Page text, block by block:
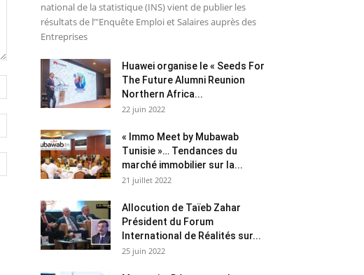
national de la statistique (INS) vient de publier les
résultats de l’"Enquête Emploi et Salaires auprès des
Entreprises
Huawei organise le « Seeds For
The Future Alumni Reunion
Northern Africa...
22 juin 2022
« Immo Meet by Mubawab
Tunisie »… Tendances du
marché immobilier sur la...
21 juillet 2022
Allocution de Taïeb Zahar
Président du Forum
International de Réalités sur...
25 juin 2022